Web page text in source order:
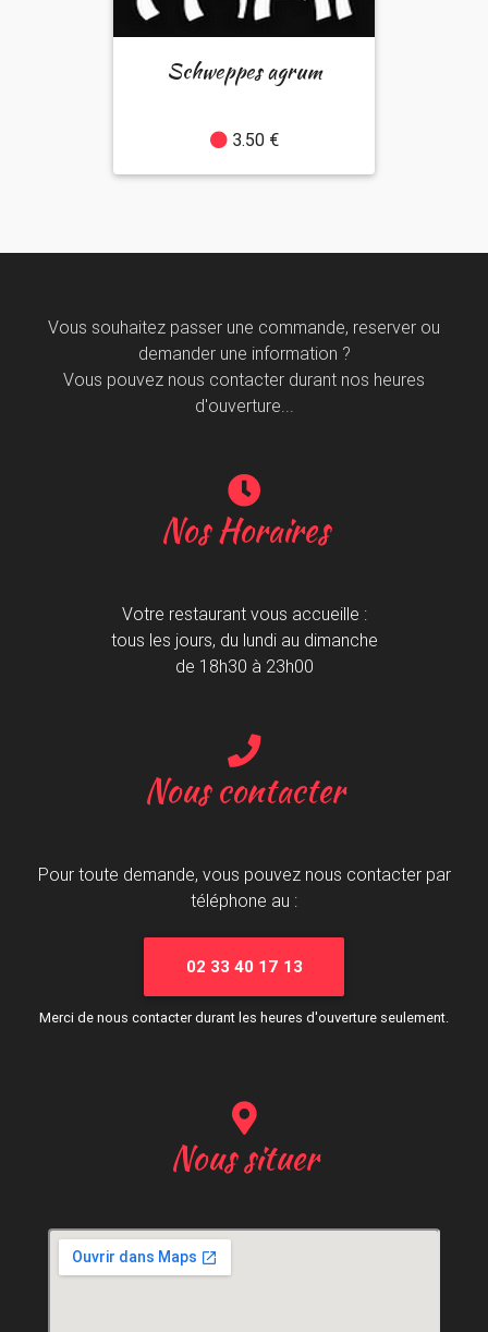
Schweppes agrum
3.50 €
Vous souhaitez passer une commande, reserver ou
demander une information ?
Vous pouvez nous contacter durant nos heures
d'ouverture...
Nous situer
Nous contacter
Pour toute demande, vous pouvez nous contacter par
téléphone au :
02 33 40 17 13
Merci de nous contacter durant les heures d'ouverture seulement.
Nos Horaires
Votre restaurant vous accueille :
tous les jours, du lundi au dimanche
de 18h30 à 23h00